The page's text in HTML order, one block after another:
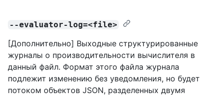
--evaluator-log=<file>
[Дополнительно] Выходные структурированные
журналы о производительности вычислителя в
данный файл. Формат этого файла журнала
подлежит изменению без уведомления, но будет
потоком объектов JSON, разделенных двумя